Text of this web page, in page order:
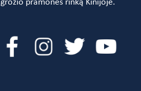
grožio pramonės rinką Kinijoje.